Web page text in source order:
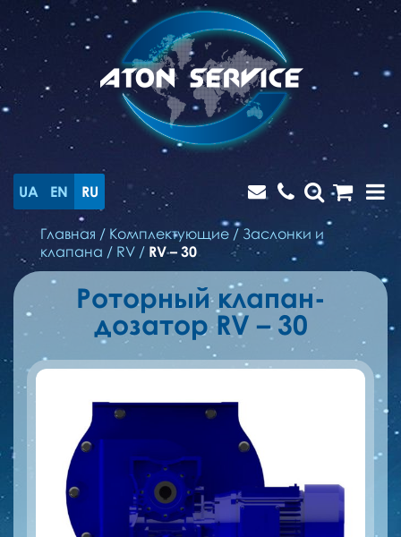
UA EN RU
Главная / Комплектующие / Заслонки и
клапана / RV / RV – 30
Роторный клапан-
дозатор RV – 30